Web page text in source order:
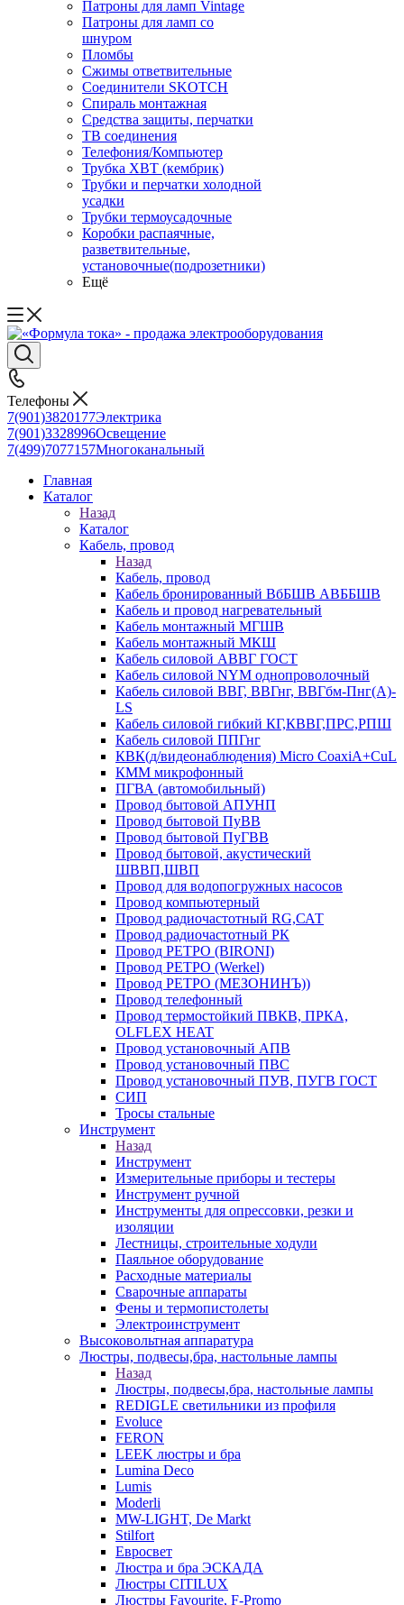
Патроны для ламп Vintage
Патроны для ламп со
шнуром
Пломбы
Сжимы ответвительные
Соединители SKOTCH
Спираль монтажная
Средства защиты, перчатки
ТВ соединения
Телефония/Компьютер
Трубка ХВТ (кембрик)
Трубки и перчатки холодной
усадки
Трубки термоусадочные
Коробки распаячные,
разветвительные,
установочные(подрозетники)
Ещё
Телефоны
7(901)3820177Электрика
7(901)3328996Освещение
7(499)7077157Многоканальный
Главная
Каталог
Назад
Каталог
Кабель, провод
Назад
Кабель, провод
Кабель бронированный ВбБШВ АВББШВ
Кабель и провод нагревательный
Кабель монтажный МГШВ
Кабель монтажный МКШ
Кабель силовой АВВГ ГОСТ
Кабель силовой NYM однопроволочный
Кабель силовой ВВГ, ВВГнг, ВВГбм-Пнг(А)-
LS
Кабель силовой гибкий КГ,КВВГ,ПРС,РПШ
Кабель силовой ППГнг
КВК(д/видеонаблюдения) Micro CoaxiA+CuL
КММ микрофонный
ПГВА (автомобильный)
Провод бытовой АПУНП
Провод бытовой ПуВВ
Провод бытовой ПуГВВ
Провод бытовой, акустический
ШВВП,ШВП
Провод для водопогружных насосов
Провод компьютерный
Провод радиочастотный RG,САТ
Провод радиочастотный РК
Провод РЕТРО (BIRONI)
Провод РЕТРО (Werkel)
Провод РЕТРО (МЕЗОНИНЪ))
Провод телефонный
Провод термостойкий ПВКВ, ПРКА,
OLFLEX HEAT
Провод установочный АПВ
Провод установочный ПВС
Провод установочный ПУВ, ПУГВ ГОСТ
СИП
Тросы стальные
Инструмент
Назад
Инструмент
Измерительные приборы и тестеры
Инструмент ручной
Инструменты для опрессовки, резки и
изоляции
Лестницы, строительные ходули
Паяльное оборудование
Расходные материалы
Сварочные аппараты
Фены и термопистолеты
Электроинструмент
Высоковольтная аппаратура
Люстры, подвесы,бра, настольные лампы
Назад
Люстры, подвесы,бра, настольные лампы
REDIGLE светильники из профиля
Evoluce
FERON
LEEK люстры и бра
Lumina Deco
Lumis
Moderli
MW-LIGHT, De Markt
Stilfort
Евросвет
Люстра и бра ЭСКАДА
Люстры CITILUX
Люстры Favourite, F-Promo